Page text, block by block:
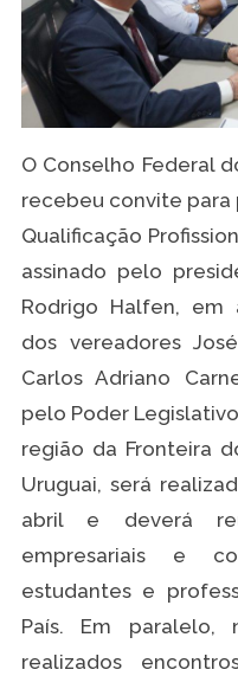
O Conselho Federal
recebeu convite para
Qualificação
assinado pelo
Rodrigo Halfen, em
dos vereadores
Carlos Adriano
pelo Poder
região da Fronteira
Uruguai, será
abril e deverá
empresariais e
estudantes e
País. Em
realizados